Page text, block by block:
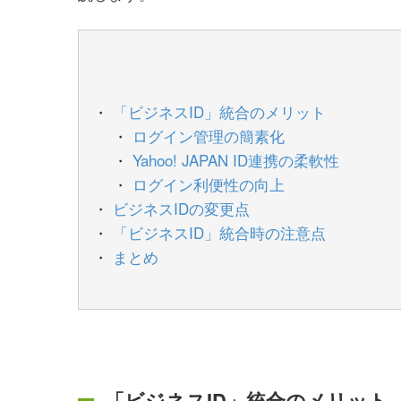
「ビジネスID」統合のメリット
ログイン管理の簡素化
Yahoo! JAPAN ID連携の柔軟性
ログイン利便性の向上
ビジネスIDの変更点
「ビジネスID」統合時の注意点
まとめ